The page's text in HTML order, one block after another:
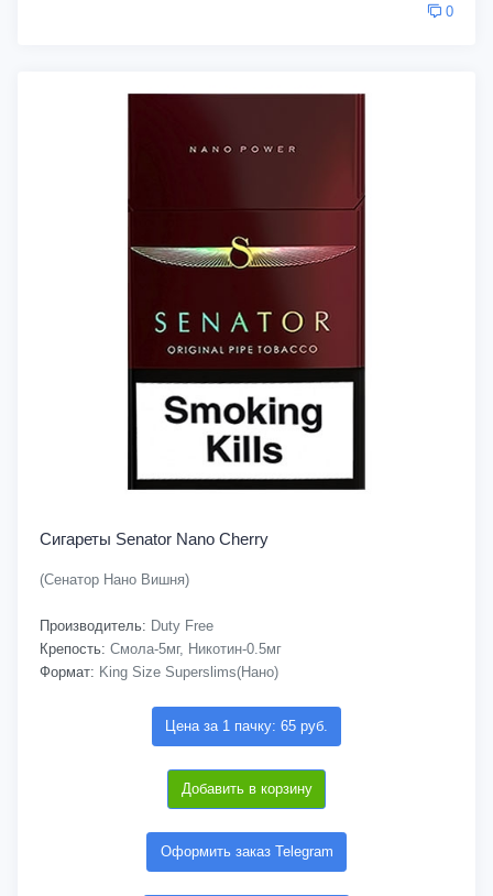
0
Сигареты Senator Nano Cherry
(Сенатор Нано Вишня)
Производитель: Duty Free
Крепость: Смола-5мг, Никотин-0.5мг
Формат: King Size Superslims(Нано)
Цена за 1 пачку: 65 руб.
Добавить в корзину
Оформить заказ Telegram